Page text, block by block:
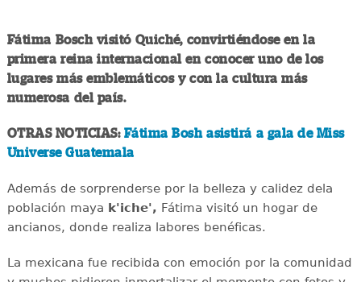
Fátima Bosch visitó Quiché, convirtiéndose en la
primera reina internacional en conocer uno de los
lugares más emblemáticos y con la cultura más
numerosa del país.
OTRAS NOTICIAS: Fátima Bosh asistirá a gala de Miss
Universe Guatemala
Además de sorprenderse por la belleza y calidez dela
población maya k'iche', Fátima visitó un hogar de
ancianos, donde realiza labores benéficas.
La mexicana fue recibida con emoción por la comunidad